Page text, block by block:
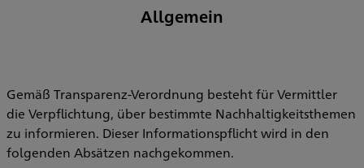
Allgemein
Gemäß Transparenz-Verordnung besteht für Vermittler
die Verpflichtung, über bestimmte Nachhaltigkeitsthemen
zu informieren. Dieser Informationspflicht wird in den
folgenden Absätzen nachgekommen.